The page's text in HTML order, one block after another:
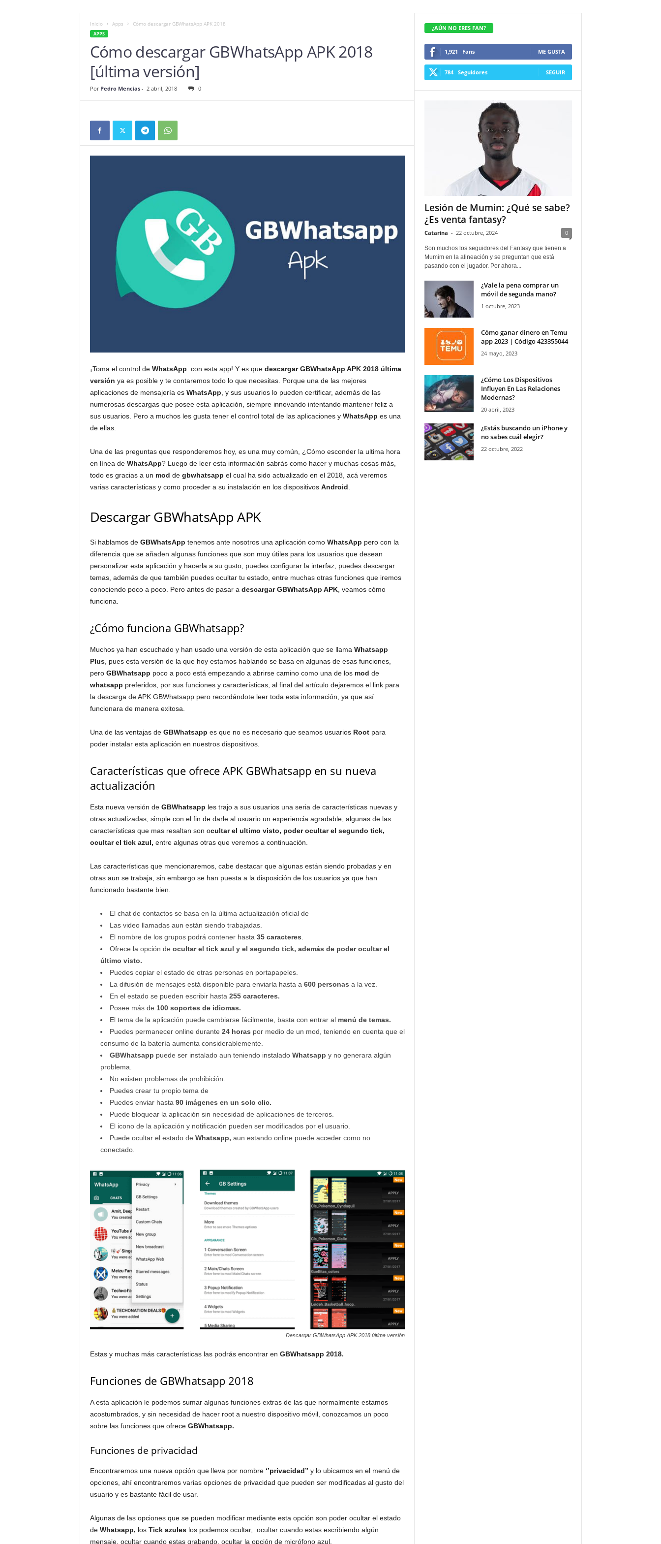
Inicio Apps Cómo descargar GBWhatsApp APK 2018
APPS
Cómo descargar GBWhatsApp APK 2018
[última versión]
Por Pedro Mencias- 2 abril, 2018 0
¡Toma el control de WhatsApp . con esta app! Y es que descargar GBWhatsApp APK 2018 última
versión ya es posible y te contaremos todo lo que necesitas. Porque una de las mejores
aplicaciones de mensajería es WhatsApp , y sus usuarios lo pueden certificar, además de las
numerosas descargas que posee esta aplicación, siempre innovando intentando mantener feliz a
sus usuarios. Pero a muchos les gusta tener el control total de las aplicaciones y WhatsApp es una
de ellas.
Una de las preguntas que responderemos hoy, es una muy común, ¿Cómo esconder la ultima hora
en línea de WhatsApp? Luego de leer esta información sabrás como hacer y muchas cosas más,
todo es gracias a un mod de gbwhatsapp el cual ha sido actualizado en el 2018, acá veremos
varias características y como proceder a su instalación en los dispositivos Android
Descargar GBWhatsApp APK
Si hablamos de GBWhatsApp tenemos ante nosotros una aplicación como WhatsApp pero con la
diferencia que se añaden algunas funciones que son muy útiles para los usuarios que desean
personalizar esta aplicación y hacerla a su gusto, puedes configurar la interfaz, puedes descargar
temas, además de que también puedes ocultar tu estado, entre muchas otras funciones que iremos
conociendo poco a poco. Pero antes de pasar a descargar GBWhatsApp APK, veamos cómo
funciona.
¿Cómo funciona GBWhatsapp?
Muchos ya han escuchado y han usado una versión de esta aplicación que se llama Whatsapp
Plus, pues esta versión de la que hoy estamos hablando se basa en algunas de esas funciones,
pero GBWhatsapp poco a poco está empezando a abrirse camino como una de los mod de
whatsapp preferidos, por sus funciones y características, al final del artículo dejaremos el link para
la descarga de APK GBWhatsapp pero recordándote leer toda esta información, ya que así
funcionara de manera exitosa.
Una de las ventajas de GBWhatsapp es que no es necesario que seamos usuarios Rootpara
poder instalar esta aplicación en nuestros dispositivos.
Características que ofrece APK GBWhatsapp en su nueva
actualización
Esta nueva versión de GBWhatsapp les trajo a sus usuarios una seria de características nuevas y
otras actualizadas, simple con el fin de darle al usuario un experiencia agradable, algunas de las
características que mas resaltan son ocultar el ultimo visto, poder ocultar el segundo tick,
ocultar el tick azul, entre algunas otras que veremos a continuación.
Las características que mencionaremos, cabe destacar que algunas están siendo probadas y en
otras aun se trabaja, sin embargo se han puesta a la disposición de los usuarios ya que han
funcionado bastante bien.
El chat de contactos se basa en la última actualización oficial de
Las video llamadas aun están siendo trabajadas.
El nombre de los grupos podrá contener hasta 35 caracteres
Ofrece la opción de ocultar el tick azul y el segundo tick, además de poder ocultar el
último visto.
Puedes copiar el estado de otras personas en portapapeles.
La difusión de mensajes está disponible para enviarla hasta a 600 personas a la vez.
En el estado se pueden escribir hasta 255 caracteres.
Posee más de 100 soportes de idiomas.
El tema de la aplicación puede cambiarse fácilmente, basta con entrar al menú de temas.
Puedes permanecer online durante 24 horas por medio de un mod, teniendo en cuenta que el
consumo de la batería aumenta considerablemente.
GBWhatsapp puede ser instalado aun teniendo instalado Whatsapp y no generara algún
problema.
No existen problemas de prohibición.
Puedes crear tu propio tema de
Puedes enviar hasta 90 imágenes en un solo clic.
Puede bloquear la aplicación sin necesidad de aplicaciones de terceros.
El icono de la aplicación y notificación pueden ser modificados por el usuario.
Puede ocultar el estado de Whatsapp, aun estando online puede acceder como no
conectado.
Descargar GBWhatsApp APK 2018 última versión
Estas y muchas más características las podrás encontrar en GBWhatsapp 2018.
Funciones de GBWhatsapp 2018
A esta aplicación le podemos sumar algunas funciones extras de las que normalmente estamos
acostumbrados, y sin necesidad de hacer root a nuestro dispositivo móvil, conozcamos un poco
sobre las funciones que ofrece GBWhatsapp.
Funciones de privacidad
Encontraremos una nueva opción que lleva por nombre ‘’privacidad’’ y lo ubicamos en el menú de
opciones, ahí encontraremos varias opciones de privacidad que pueden ser modificadas al gusto del
usuario y es bastante fácil de usar.
Algunas de las opciones que se pueden modificar mediante esta opción son poder ocultar el estado
de Whatsapp, los Tick azuleslos podemos ocultar, ocultar cuando estas escribiendo algún
mensaje, ocultar cuando estas grabando, ocultar la opción de micrófono azul.
¿AÚN NO ERES FAN?
1,921 Fans ME GUSTA
784 Seguidores SEGUIR
Lesión de Mumin: ¿Qué se sabe?
¿Es venta fantasy?
Catarina - 22 octubre, 2024 0
Son muchos los seguidores del Fantasy que tienen a
Mumim en la alineación y se preguntan que está
pasando con el jugador. Por ahora...
¿Vale la pena comprar un
móvil de segunda mano?
1 octubre, 2023
Cómo ganar dinero en Temu
app 2023 | Código 423355044
24 mayo, 2023
¿Cómo Los Dispositivos
Influyen En Las Relaciones
Modernas?
20 abril, 2023
¿Estás buscando un iPhone y
no sabes cuál elegir?
22 octubre, 2022